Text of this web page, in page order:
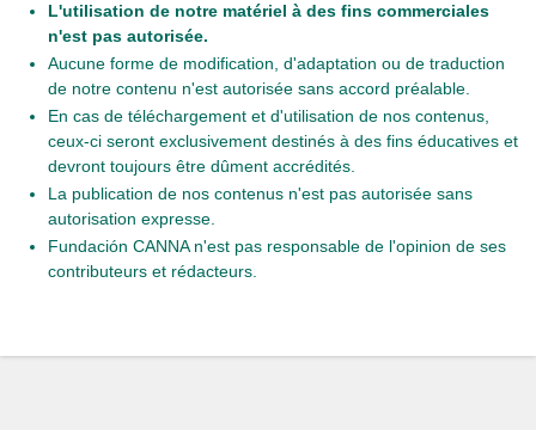
L'utilisation de notre matériel à des fins commerciales
n'est pas autorisée.
Aucune forme de modification, d'adaptation ou de traduction
de notre contenu n'est autorisée sans accord préalable.
En cas de téléchargement et d'utilisation de nos contenus,
ceux-ci seront exclusivement destinés à des fins éducatives et
devront toujours être dûment accrédités.
La publication de nos contenus n'est pas autorisée sans
autorisation expresse.
Fundación CANNA n'est pas responsable de l'opinion de ses
contributeurs et rédacteurs.